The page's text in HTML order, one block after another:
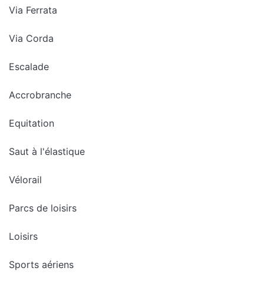
Via Ferrata
Via Corda
Escalade
Accrobranche
Equitation
Saut à l'élastique
Vélorail
Parcs de loisirs
Loisirs
Sports aériens